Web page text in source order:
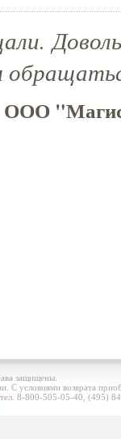
ООО
защищены.
С условиями возврата
, тел. 8-800-505-05-40, (495)